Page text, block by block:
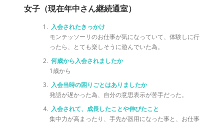
女子（現在年中さん継続通室）
入会されたきっかけ
モンテッソーリのお仕事が気になっていて、体験しに行
ったら、とても楽しそうに遊んでいた為。
何歳から入会されましたか
1歳から
入会当時の困りごとはありましたか
発語が遅かった為、自分の意思表示が苦手だった。
入会されて、成長したことや伸びたこと
集中力が高まったり、手先が器用になった事と、お仕事